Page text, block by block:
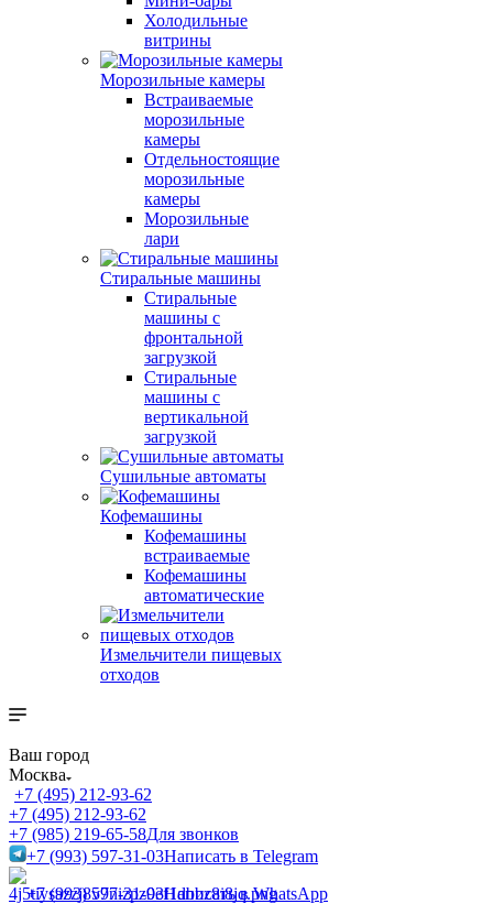
Холодильные
витрины
Морозильные камеры
Встраиваемые
морозильные
камеры
Отдельностоящие
морозильные
камеры
Морозильные
лари
Стиральные машины
Стиральные
машины с
фронтальной
загрузкой
Стиральные
машины с
вертикальной
загрузкой
Сушильные автоматы
Кофемашины
Кофемашины
встраиваемые
Кофемашины
автоматические
Измельчители пищевых
отходов
Ваш город
Москва
+7 (495) 212-93-62
+7 (495) 212-93-62
+7 (985) 219-65-58Для звонков
+7 (993) 597-31-03Написать в Telegram
+7 (993) 597-31-03Написать в WhatsApp